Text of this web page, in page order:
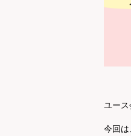
ユース
今回